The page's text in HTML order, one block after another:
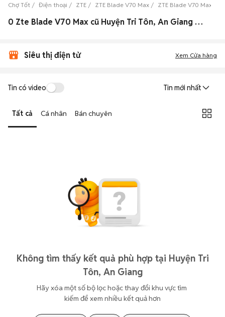
Chợ Tốt Điện thoại ZTE ZTE Blade V70 Max ZTE Blade V70 Max An
0 Zte Blade V70 Max cũ Huyện Tri Tôn, An Giang đẹp
Siêu thị điện tử Xem Cửa hàng
Tin có video Tin mới nhất
Tất cả Cá nhân Bán chuyên
Không tìm thấy kết quả phù hợp tại Huyện Tri
Tôn, An Giang
Hãy xóa một số bộ lọc hoặc thay đổi khu vực tìm
kiếm để xem nhiều kết quả hơn